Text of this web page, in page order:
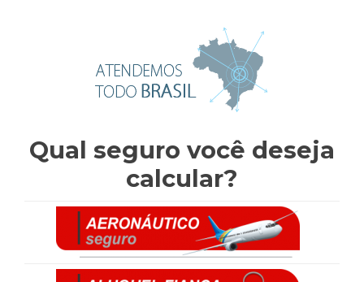
Qual seguro você deseja
calcular?